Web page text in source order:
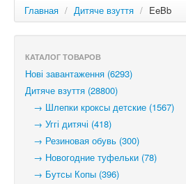
Главная / Дитяче взуття / EeBb
КАТАЛОГ ТОВАРОВ
Нові завантаження (6293)
Дитяче взуття (28800)
→ Шлепки кроксы детские (1567)
→ Уггі дитячі (418)
→ Резиновая обувь (300)
→ Новогодние туфельки (78)
→ Бутсы Копы (396)